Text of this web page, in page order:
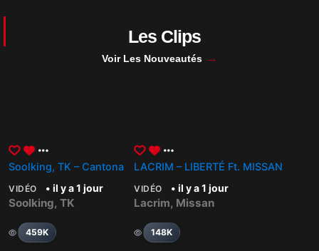
Les Clips
Voir Les Nouveautés →
Soolking, TK – Cantona
VIDÉO • il y a 1 jour
Soolking, TK
459K
LACRIM – LIBERTÉ Ft. MISSAN
VIDÉO • il y a 1 jour
Lacrim, Missan
148K